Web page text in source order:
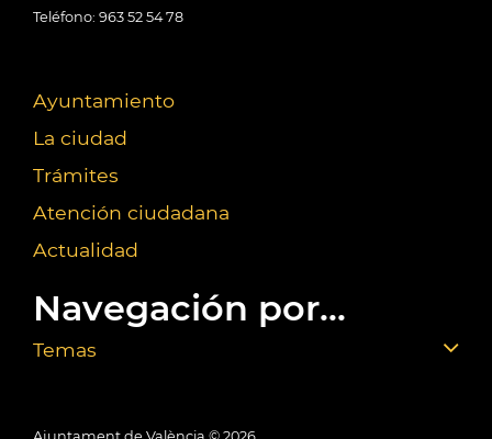
Teléfono: 963 52 54 78
Ayuntamiento
La ciudad
Trámites
Atención ciudadana
Actualidad
Navegación por...
Temas